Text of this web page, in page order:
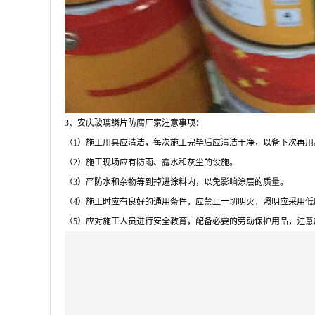
3、安庆玻璃鳞片防腐厂家注意事项：
（1）施工用具应清洁，每次施工完毕后应清洁干净，以备下次再
（2）施工现场应有防雨、露水和灰尘的设施。
（3）严防水和杂物等到掉进涂料内，以免影响涂层的质量。
（4）施工时应有良好的通用条件，应禁止一切明火，照明应采用
（5）应对施工人员进行安全教育，配备必要的劳动保护用品，注